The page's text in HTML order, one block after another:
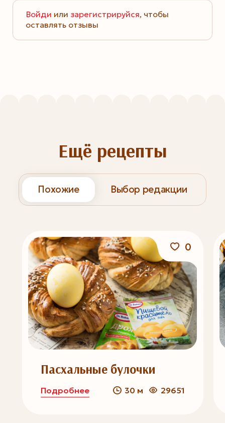
Войди или зарегистрируйся, чтобы
оставлять отзывы
Ещё рецепты
Похожие Выбор редакции
0
Пасхальные булочки
Подробнее 30 м 29651